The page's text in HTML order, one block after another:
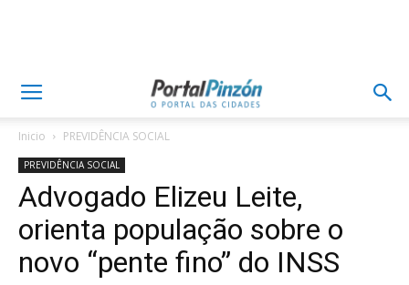
Inicio PREVIDÊNCIA SOCIAL
PREVIDÊNCIA SOCIAL
Advogado Elizeu Leite,
orienta população sobre o
novo “pente fino” do INSS